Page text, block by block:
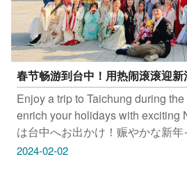
春节畅游到台中！用热闹滚滚迎
Enjoy a trip to Taichung during
enrich your holidays with exciting
は台中へお出かけ！赈やかな新
正月休暇を充実させましょう 춘절
2024-02-02